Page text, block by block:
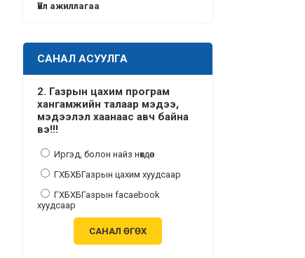
Үйл ажиллагаа
САНАЛ АСУУЛГА
2. Газрын цахим програм
хангамжийн талаар мэдээ,
мэдээлэл хаанаас авч байна
вэ!!!
Иргэд, болон найз нөхдөөс
ГХБХБГазрын цахим хуудсаар
ГХБХБГазрын facaebook
хуудсаар
САНАЛ ӨГӨХ